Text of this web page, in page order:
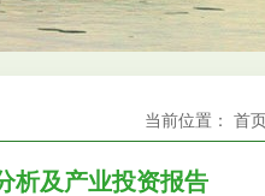
当前位置： 首页
析及产业投资报告